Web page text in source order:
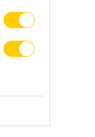
ζωή
πήρε